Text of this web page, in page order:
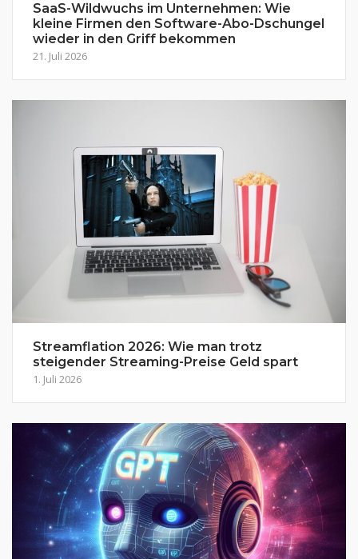
SaaS-Wildwuchs im Unternehmen: Wie
kleine Firmen den Software-Abo-Dschungel
wieder in den Griff bekommen
21. Juli 2026
Streamflation 2026: Wie man trotz
steigender Streaming-Preise Geld spart
1. Juli 2026